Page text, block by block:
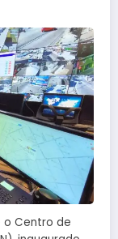
o Centro de